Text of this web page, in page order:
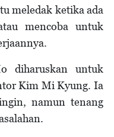
meledak ketika ada
mencoba untuk
diharuskan untuk
Kim Mi Kyung. Ia
namun tenang